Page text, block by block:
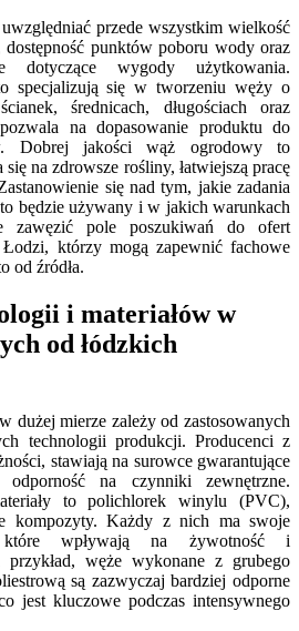
przede wszystkim wielkość
punktów poboru wody oraz
dotyczące wygody użytkowania.
specjalizują się w tworzeniu węży o
średnicach, długościach oraz
na dopasowanie produktu do
Dobrej jakości wąż ogrodowy to
na zdrowsze rośliny, łatwiejszą pracę
się nad tym, jakie zadania
będzie używany i w jakich warunkach
zawęzić pole poszukiwań do ofert
którzy mogą zapewnić fachowe
od źródła.
i materiałów w
od łódzkich
dużej mierze zależy od zastosowanych
technologii produkcji. Producenci z
stawiają na surowce gwarantujące
odporność na czynniki zewnętrzne.
to polichlorek winylu (PVC),
kompozyty. Każdy z nich ma swoje
które wpływają na żywotność i
węże wykonane z grubego
są zazwyczaj bardziej odporne
jest kluczowe podczas intensywnego